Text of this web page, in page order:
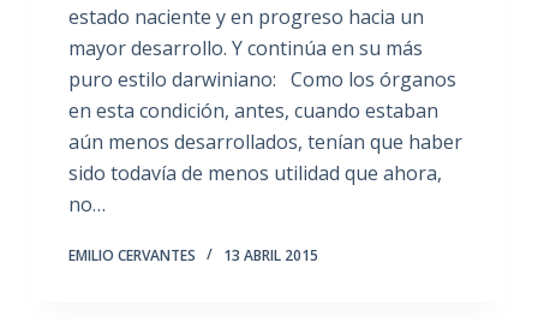
estado naciente y en progreso hacia un
mayor desarrollo. Y continúa en su más
puro estilo darwiniano: Como los órganos
en esta condición, antes, cuando estaban
aún menos desarrollados, tenían que haber
sido todavía de menos utilidad que ahora,
no…
EMILIO CERVANTES 13 ABRIL 2015